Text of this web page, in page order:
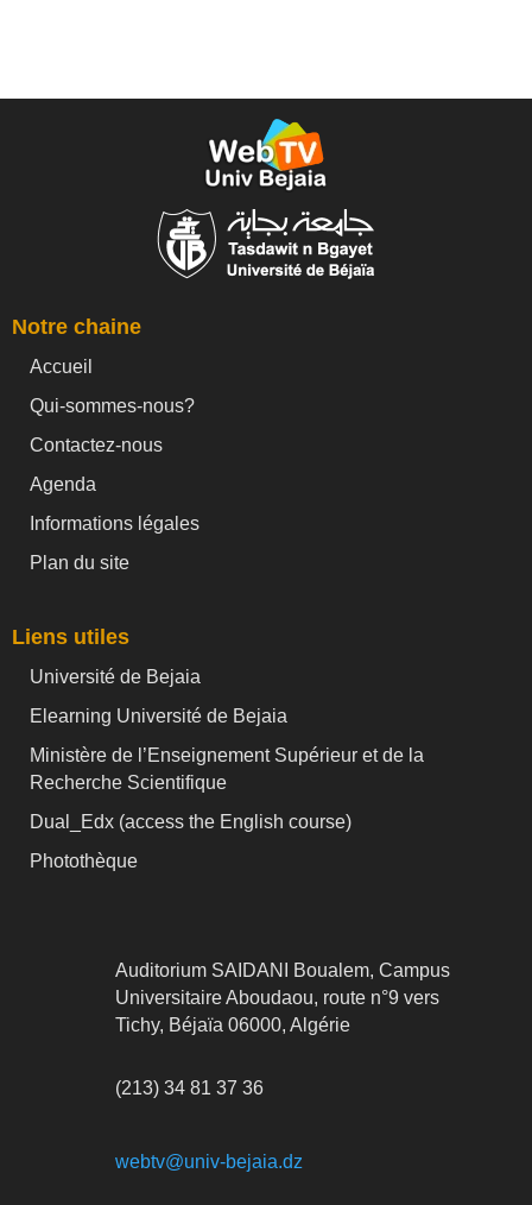
Notre chaine
Accueil
Qui-sommes-nous?
Contactez-nous
Agenda
Informations légales
Plan du site
Liens utiles
Université de Bejaia
Elearning Université de Bejaia
Ministère de l’Enseignement Supérieur et de la
Recherche Scientifique
Dual_Edx (access the English course)
Photothèque
Auditorium SAIDANI Boualem, Campus
Universitaire Aboudaou, route n°9 vers
Tichy, Béjaïa 06000, Algérie
(213) 34 81 37 36
webtv@univ-bejaia.dz